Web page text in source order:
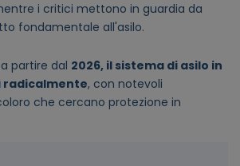
i critici mettono in guardia da
fondamentale all'asilo.
partire dal 2026, il sistema di asilo in
radicalmente, con notevoli
che cercano protezione in